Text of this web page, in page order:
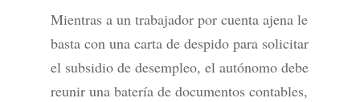
Mientras a un trabajador por cuenta ajena le
basta con una carta de despido para solicitar
el subsidio de desempleo, el autónomo debe
reunir una batería de documentos contables,